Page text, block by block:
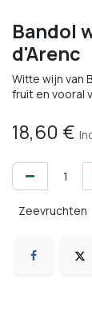
Bandol
d'Arenc
Witte wijn van
fruit en vooral
18,60 €
Zeevruchten